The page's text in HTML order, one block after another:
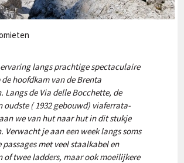
langs prachtige spectaculaire
de hoofdkam van de Brenta
Langs de Via delle Bocchette, de
oudste ( 1932 gebouwd) viaferrata-
we van hut naar hut in dit stukje
Verwacht je aan een week langs soms
passages met veel staalkabel en
of twee ladders, maar ook moeilijkere